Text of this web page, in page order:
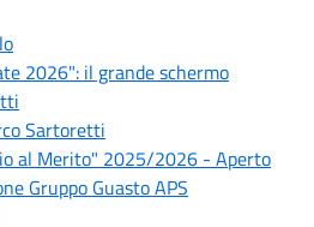
2026": il grande schermo
Sartoretti
al Merito" 2025/2026 - Aperto
Gruppo Guasto APS